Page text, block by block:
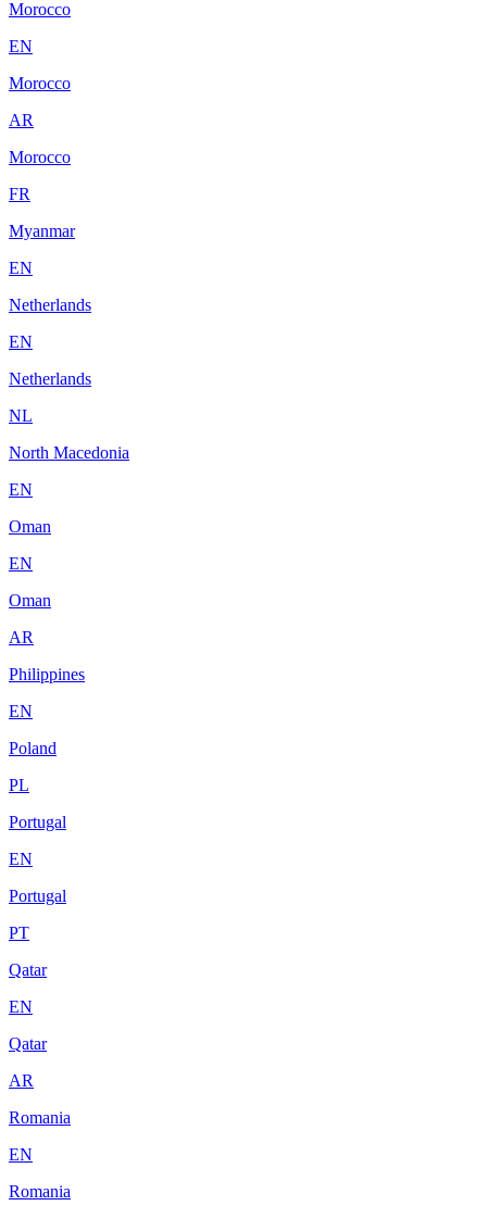
Morocco
EN
Morocco
AR
Morocco
FR
Myanmar
EN
Netherlands
EN
Netherlands
NL
North Macedonia
EN
Oman
EN
Oman
AR
Philippines
EN
Poland
PL
Portugal
EN
Portugal
PT
Qatar
EN
Qatar
AR
Romania
EN
Romania